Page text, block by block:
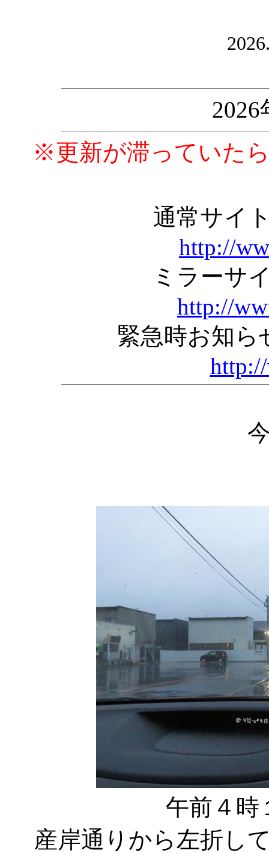
2026
※更新が滞っていた
通常サイ
http://
ミラーサ
http://
緊急時お知ら
午前４時
産岸通りから左折し